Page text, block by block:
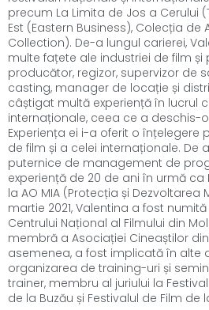
precum La Limita de Jos a Cerului
Est (Eastern Business), Colecția de
Collection). De-a lungul carierei,
multe fațete ale industriei de film
producător, regizor, supervizor de
casting, manager de locație și
câștigat multă experiență în lucrul
internaționale, ceea ce a deschis-
Experiența ei i-a oferit o înțelegere
de film și a celei internaționale. De
puternice de management de
experiență de 20 de ani în urmă ca
la AO MIA (Protecția și Dezvoltarea
martie 2021, Valentina a fost
Centrului Național al Filmului din
membră a Asociației Cineaștilor
asemenea, a fost implicată în alte
organizarea de training-uri și
trainer, membru al juriului la
de la Buzău și Festivalul de Film de